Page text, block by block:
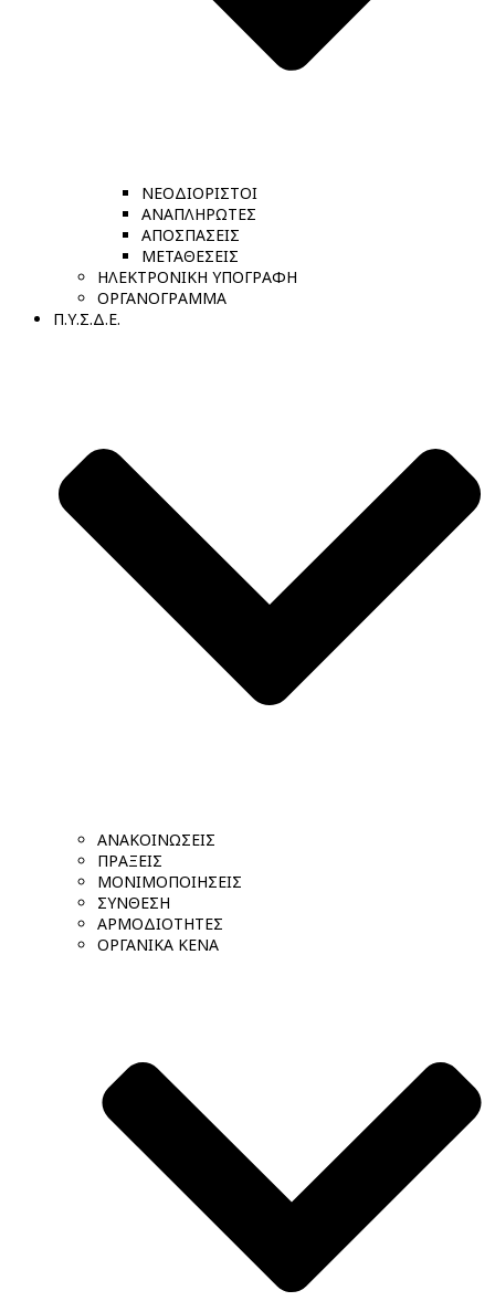
ΝΕΟΔΙΟΡΙΣΤΟΙ
ΑΝΑΠΛΗΡΩΤΕΣ
ΑΠΟΣΠΑΣΕΙΣ
ΜΕΤΑΘΕΣΕΙΣ
ΗΛΕΚΤΡΟΝΙΚΗ ΥΠΟΓΡΑΦΗ
ΟΡΓΑΝΟΓΡΑΜΜΑ
Π.Υ.Σ.Δ.Ε.
ΑΝΑΚΟΙΝΩΣΕΙΣ
ΠΡΑΞΕΙΣ
ΜΟΝΙΜΟΠΟΙΗΣΕΙΣ
ΣΥΝΘΕΣΗ
ΑΡΜΟΔΙΟΤΗΤΕΣ
ΟΡΓΑΝΙΚΑ ΚΕΝΑ